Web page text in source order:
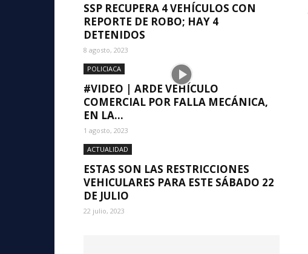
SSP RECUPERA 4 VEHÍCULOS CON
REPORTE DE ROBO; HAY 4
DETENIDOS
8 agosto, 2023
POLICIACA
#VIDEO | ARDE VEHÍCULO
COMERCIAL POR FALLA MECÁNICA,
EN LA...
1 agosto, 2023
ACTUALIDAD
ESTAS SON LAS RESTRICCIONES
VEHICULARES PARA ESTE SÁBADO 22
DE JULIO
22 julio, 2023